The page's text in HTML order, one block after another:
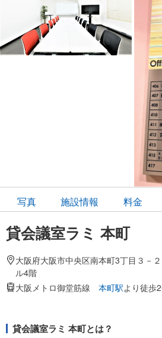
貸会議室ラミ 本町
大阪府大阪市中央区南本町3丁目３－
ル4階
大阪メトロ御堂筋線 本町駅より徒歩
写真 施設情報 料金
貸会議室ラミ 本町とは？